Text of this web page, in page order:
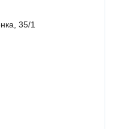
35/1